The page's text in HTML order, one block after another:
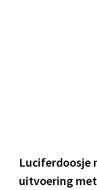
Luciferdoosje
uitvoering